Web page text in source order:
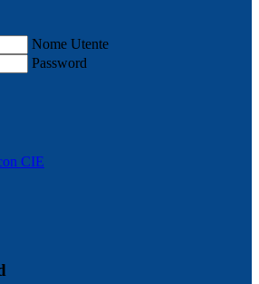
Nome Utente
Password
CIE